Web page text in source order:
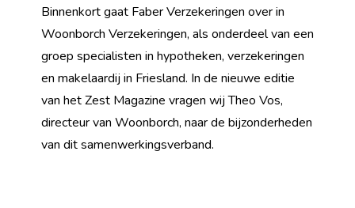
Binnenkort gaat Faber Verzekeringen over in
Woonborch Verzekeringen, als onderdeel van een
groep specialisten in hypotheken, verzekeringen
en makelaardij in Friesland. In de nieuwe editie
van het Zest Magazine vragen wij Theo Vos,
directeur van Woonborch, naar de bijzonderheden
van dit samenwerkingsverband.